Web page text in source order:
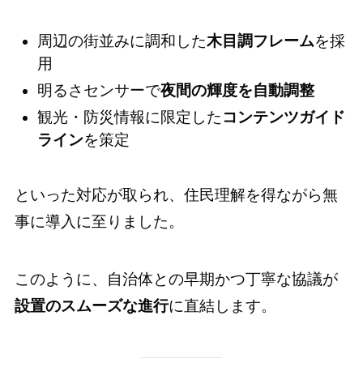
周辺の街並みに調和した木目調フレームを採
用
明るさセンサーで夜間の輝度を自動調整
観光・防災情報に限定したコンテンツガイド
ラインを策定
といった対応が取られ、住民理解を得ながら無
事に導入に至りました。
このように、自治体との早期かつ丁寧な協議が
設置のスムーズな進行に直結します。